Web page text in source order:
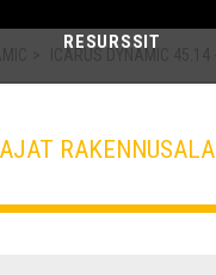
RESURSSIT
RAKENNUSALA